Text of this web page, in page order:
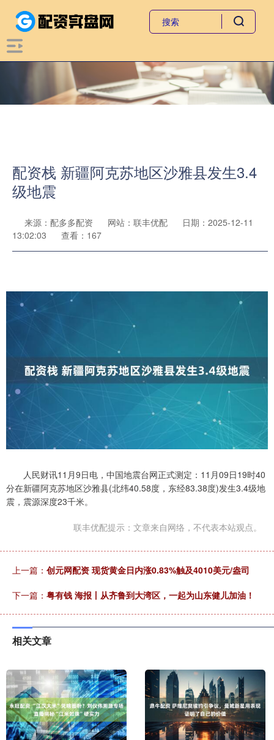
配资栈 新疆阿克苏地区沙雅县发生3.4
级地震
来源：配多多配资 网站：联丰优配
日期：2025-12-11
13:02:03
查看：167
人民财讯11月9日电，中国地震台网正式测定：11月09日19时40
分在新疆阿克苏地区沙雅县(北纬40.58度，东经83.38度)发生3.4级地
震，震源深度23千米。
联丰优配提示：文章来自网络，不代表本站观点。
上一篇： 创元网配资 现货黄金日内涨0.83%触及4010美元/盎司
下一篇： 粤有钱 海报丨从齐鲁到大湾区，一起为山东健儿加油！
相关文章